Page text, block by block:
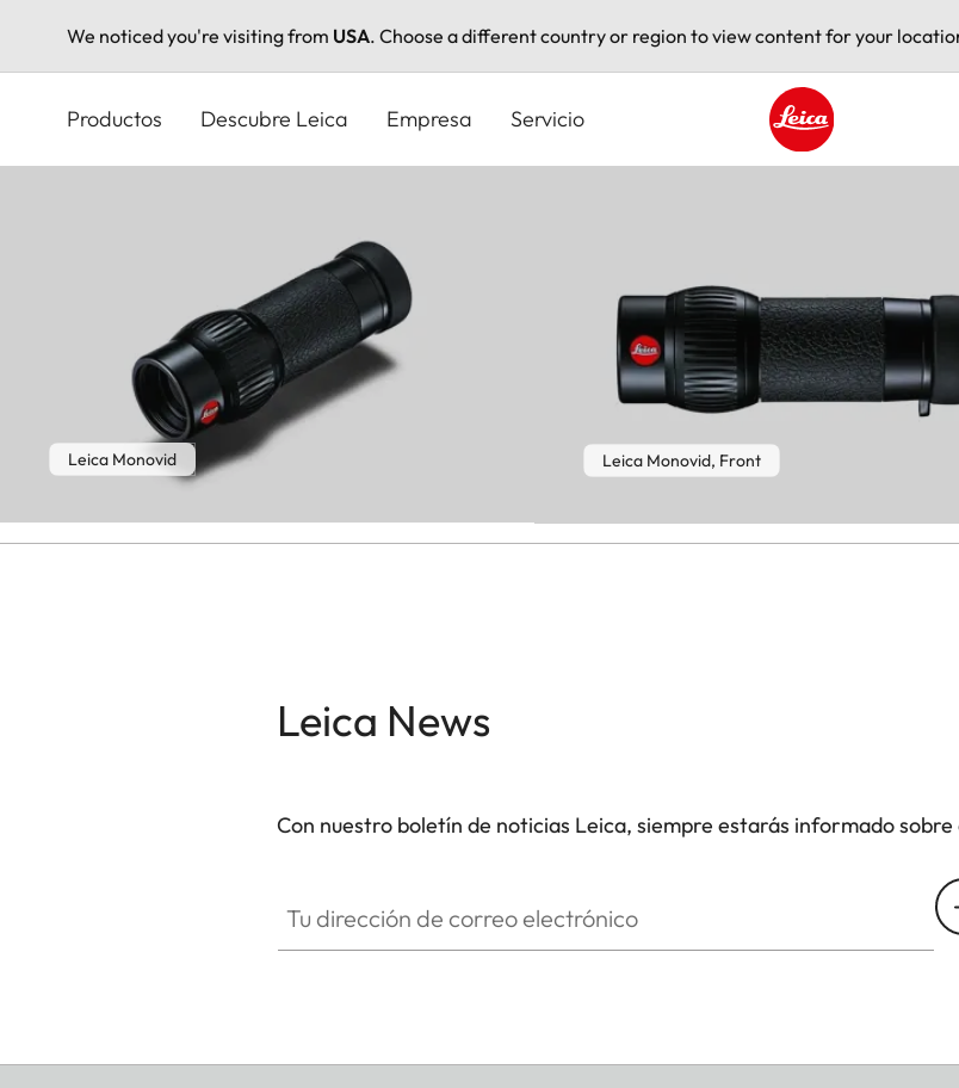
We noticed you're visiting from USA. Choose a different country or region to view content for your
principal
Productos Descubre Leica Empresa Servicio
Leica logo - Home
Leica Monovid Leica Monovid, Front
Leica News
Con nuestro boletín de noticias Leica, siempre estarás informado